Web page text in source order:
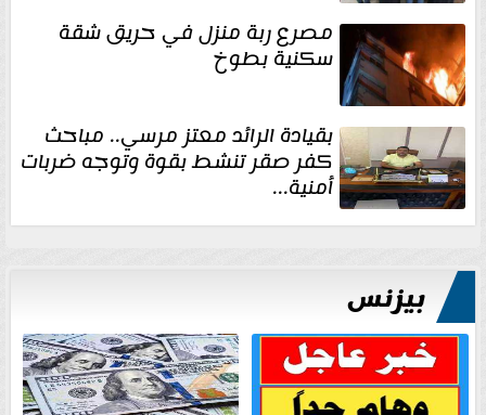
مصرع ربة منزل في حريق شقة
سكنية بطوخ
بقيادة الرائد معتز مرسي.. مباحث
كفر صقر تنشط بقوة وتوجه ضربات
أمنية...
بيزنس